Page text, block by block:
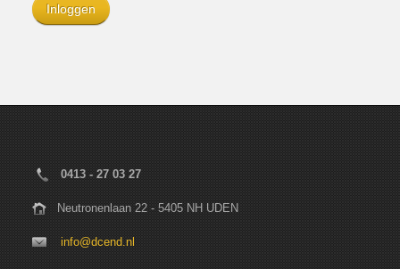
Inloggen
0413 - 27 03 27
Neutronenlaan 22 - 5405 NH UDEN
info@dcend.nl